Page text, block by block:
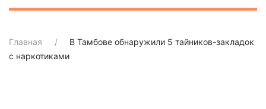
Главная
В Тамбове обнаружили 5 тайников-закладок
с наркотиками